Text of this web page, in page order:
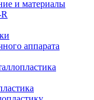
и материалы
аппарата